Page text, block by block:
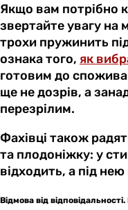
Якщо вам потрібно
звертайте увагу на
трохи пружинить
ознака того, як
готовим до
ще не дозрів, а
перезрілим.
Фахівці також
та плодоніжку: у
відходить, а під
Відмова від